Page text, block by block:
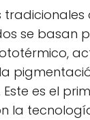
tradicionales
se basan
es el
la